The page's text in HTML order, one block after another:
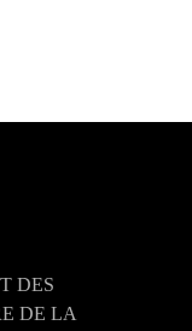
DES
DE LA